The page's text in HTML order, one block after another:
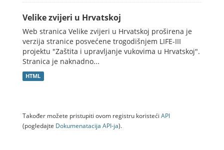
Velike zvijeri u Hrvatskoj
Web stranica Velike zvijeri u Hrvatskoj proširena je
verzija stranice posvećene trogodišnjem LIFE-III
projektu "Zaštita i upravljanje vukovima u Hrvatskoj".
Stranica je naknadno...
HTML
Također možete pristupiti ovom registru koristeći API
(pogledajte Dokumenаtаcijа API-jа).